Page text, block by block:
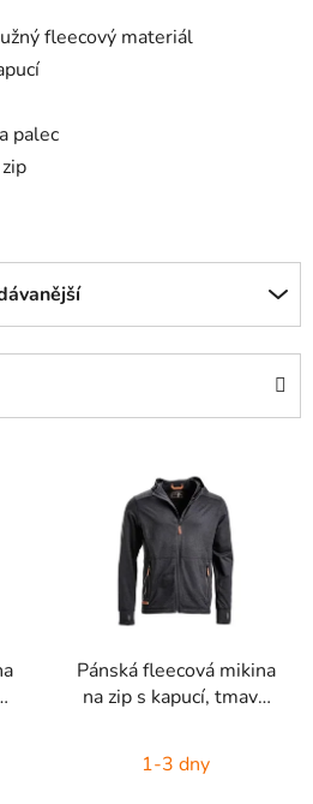
fleecový materiál
palec
Pánská fleecová mikina
na zip s kapucí, tmavě
1-3 dny